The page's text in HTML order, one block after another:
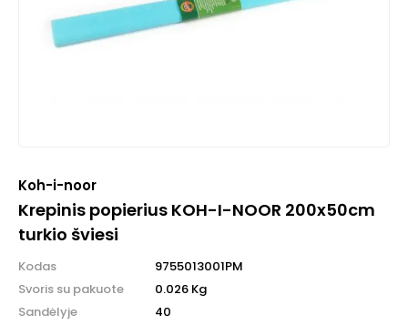
Koh-i-noor
Krepinis popierius KOH-I-NOOR 200x50cm
turkio šviesi
Kodas
Svoris su pakuote
Sandėlyje
9755013001PM
0.026 Kg
40